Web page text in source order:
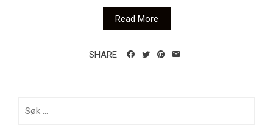
Read More
SHARE
etter: